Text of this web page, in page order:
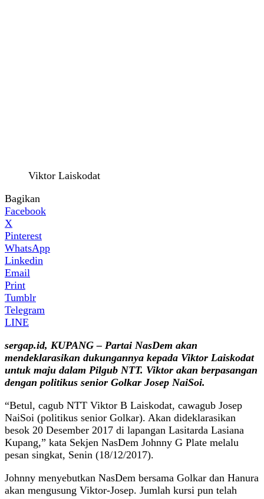
Viktor Laiskodat
Bagikan
Facebook
X
Pinterest
WhatsApp
Linkedin
Email
Print
Tumblr
Telegram
LINE
sergap.id, KUPANG – Partai NasDem akan
mendeklarasikan dukungannya kepada Viktor Laiskodat
untuk maju dalam Pilgub NTT. Viktor akan berpasangan
dengan politikus senior Golkar Josep NaiSoi.
“Betul, cagub NTT Viktor B Laiskodat, cawagub Josep
NaiSoi (politikus senior Golkar). Akan dideklarasikan
besok 20 Desember 2017 di lapangan Lasitarda Lasiana
Kupang,” kata Sekjen NasDem Johnny G Plate melalu
pesan singkat, Senin (18/12/2017).
Johnny menyebutkan NasDem bersama Golkar dan Hanura
akan mengusung Viktor-Josep. Jumlah kursi pun telah